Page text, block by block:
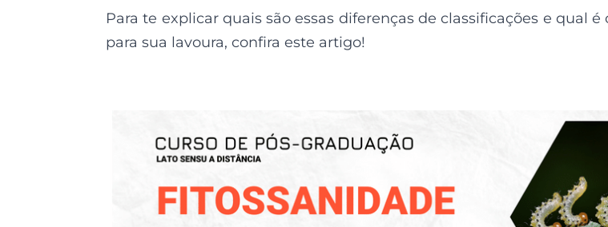
Para te explicar quais são essas diferenças de classificações e qual
para sua lavoura, confira este artigo!